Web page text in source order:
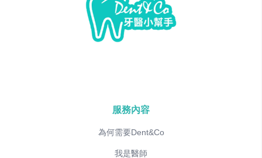
服務內容
為何需要Dent&Co
我是醫師